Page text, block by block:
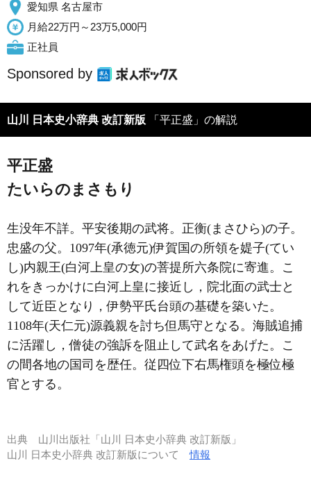
愛知県 名古屋市
月給22万円～23万5,000円
正社員
Sponsored by
山川 日本史小辞典 改訂新版 「平正盛」の解説
平正盛
たいらのまさもり
生没年不詳。平安後期の武将。正衡(まさひら)の子。
忠盛の父。1097年(承徳元)伊賀国の所領を媞子(てい
し)内親王(白河上皇の女)の菩提所六条院に寄進。こ
れをきっかけに白河上皇に接近し，院北面の武士と
して近臣となり，伊勢平氏台頭の基礎を築いた。
1108年(天仁元)源義親を討ち但馬守となる。海賊追捕
に活躍し，僧徒の強訴を阻止して武名をあげた。こ
の間各地の国司を歴任。従四位下右馬権頭を極位極
官とする。
出典 山川出版社「山川 日本史小辞典 改訂新版」
山川 日本史小辞典 改訂新版について情報